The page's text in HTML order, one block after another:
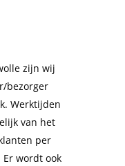
zijn wij
bezorger
Werktijden
van het
per
wordt ook